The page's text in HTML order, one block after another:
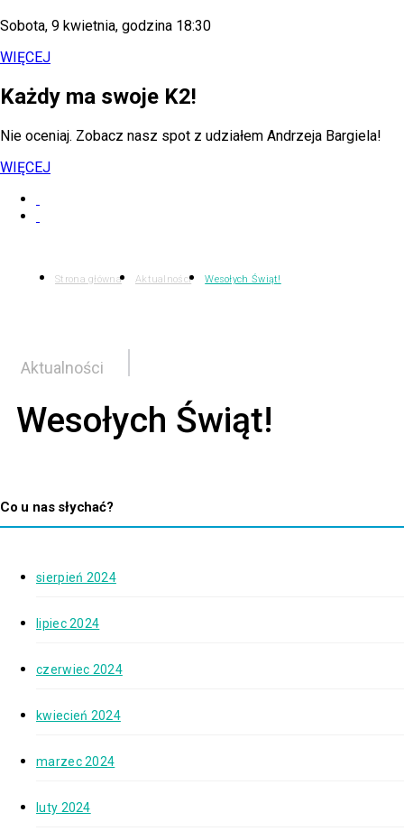
Sobota, 9 kwietnia, godzina 18:30
WIĘCEJ
Każdy ma swoje K2!
Nie oceniaj. Zobacz nasz spot z udziałem Andrzeja Bargiela!
WIĘCEJ
Strona główna Aktualności Wesołych Świąt!
Aktualności
Wesołych Świąt!
Co u nas słychać?
sierpień 2024
lipiec 2024
czerwiec 2024
kwiecień 2024
marzec 2024
luty 2024